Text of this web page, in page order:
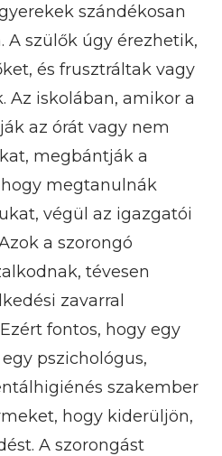
szándékosan
A szülők úgy érezhetik,
és frusztráltak vagy
Az iskolában, amikor a
az órát vagy nem
megbántják a
megtanulnák
végül az igazgatói
a szorongó
tévesen
zavarral
fontos, hogy egy
pszichológus,
szakember
hogy kiderüljön,
A szorongást